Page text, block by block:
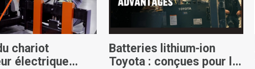
chariot
électrique
Batteries lithium-ion
Toyota : conçues pour la